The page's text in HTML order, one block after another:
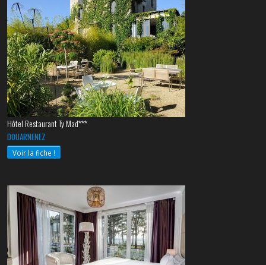
Hôtel Restaurant Ty Mad***
DOUARNENEZ
Voir la fiche !